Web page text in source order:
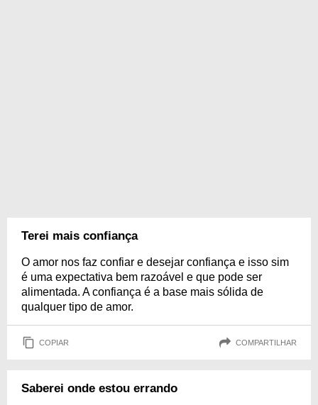
Terei mais confiança
O amor nos faz confiar e desejar confiança e isso sim
é uma expectativa bem razoável e que pode ser
alimentada. A confiança é a base mais sólida de
qualquer tipo de amor.
COPIAR COMPARTILHAR
Saberei onde estou errando